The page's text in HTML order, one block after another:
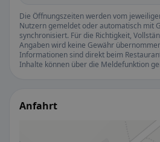
Die Öffnungszeiten werden vom
Nutzern gemeldet oder automatisch mit
synchronisiert. Für die Richtigkeit,
Angaben wird keine Gewähr
Informationen sind direkt beim
Inhalte können über die Meldefunktion
Anfahrt